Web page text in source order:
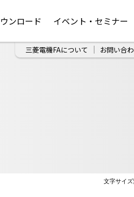
ンロード イベント・セミナー
三菱電機FAについて お問い合
文字サイ